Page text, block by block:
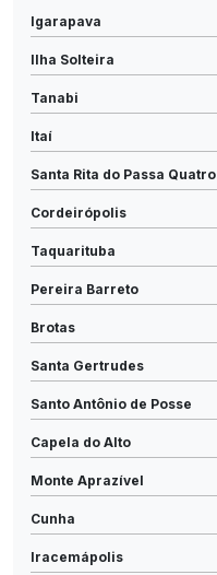
Igarapava
Ilha Solteira
Tanabi
Itaí
Santa Rita do Passa Quatro
Cordeirópolis
Taquarituba
Pereira Barreto
Brotas
Santa Gertrudes
Santo Antônio de Posse
Capela do Alto
Monte Aprazível
Cunha
Iracemápolis